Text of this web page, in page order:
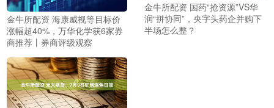
金牛所配资 海康威视等目标价
涨幅超40%，万华化学获6家券
商推荐丨券商评级观察
金牛所配资 国药“抢资源”VS华
润“拼协同”，央字头药企并购下
半场怎么整？